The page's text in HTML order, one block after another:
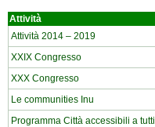
Attività
Attività 2014 – 2019
XXIX Congresso
XXX Congresso
Le communities Inu
Programma Città accessibili a tutti